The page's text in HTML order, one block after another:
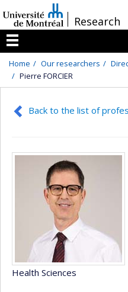
au
contenu
/Research
Menu
Home Our researchers
Pierre FORCIER
Back to the list of
Health Sciences